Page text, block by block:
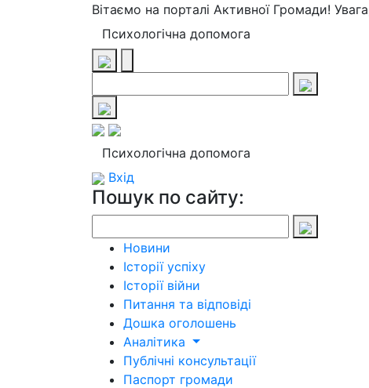
Вітаємо на порталі Активної Громади!
Психологічна допомога
Психологічна допомога
Вхід
Пошук по сайту:
Новини
Історії успіху
Історії війни
Питання та відповіді
Дошка оголошень
Аналітика
Публічні консультації
Паспорт громади